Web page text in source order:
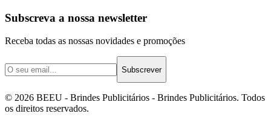
Subscreva a nossa newsletter
Receba todas as nossas novidades e promoções
Subscrever
© 2026 BEEU - Brindes Publicitários - Brindes Publicitários. Todos
os direitos reservados.